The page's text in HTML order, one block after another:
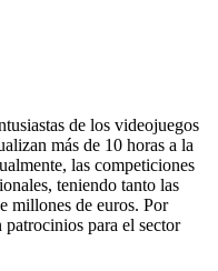
de los videojuegos
más de 10 horas a la
las competiciones
teniendo tanto las
millones de euros. Por
para el sector